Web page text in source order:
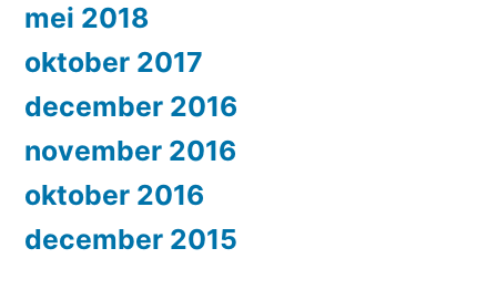
mei 2018
oktober 2017
december 2016
november 2016
oktober 2016
december 2015